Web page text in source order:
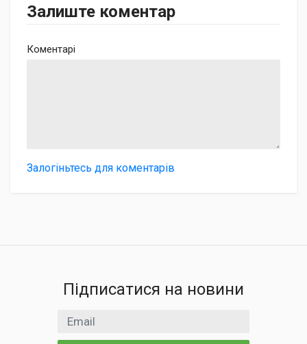
Залиште коментар
Коментарі
Залогіньтесь для коментарів
Підписатися на новини
Email